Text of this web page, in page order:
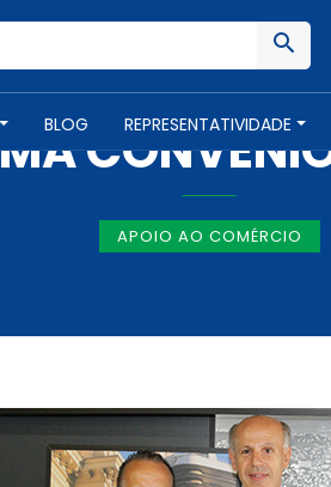
BLOG REPRESENTATIVIDADE
NOTÍCIAS -5 DE MARÇO DE
APOIO AO COMÉRCIO